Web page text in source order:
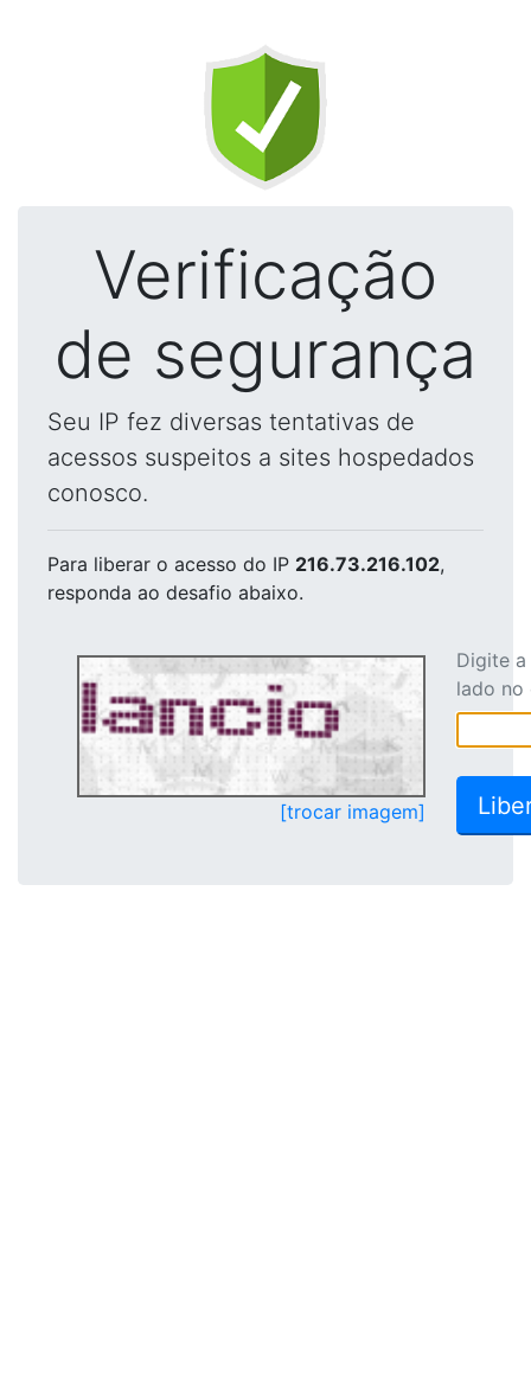
Verificação
de segurança
Seu IP fez diversas tentativas de
acessos suspeitos a sites hospedados
conosco.
Para liberar o acesso do IP 216.73.216.102,
responda ao desafio abaixo.
[trocar imagem]
Digite
lado no